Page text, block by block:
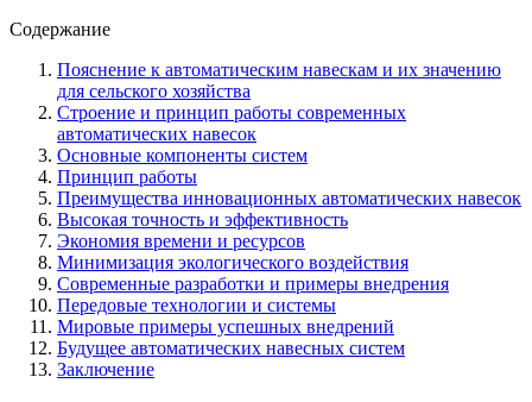
Содержание
Пояснение к автоматическим навескам и их значению
для сельского хозяйства
Строение и принцип работы современных
автоматических навесок
Основные компоненты систем
Принцип работы
Преимущества инновационных автоматических навесок
Высокая точность и эффективность
Экономия времени и ресурсов
Минимизация экологического воздействия
Современные разработки и примеры внедрения
Передовые технологии и системы
Мировые примеры успешных внедрений
Будущее автоматических навесных систем
Заключение